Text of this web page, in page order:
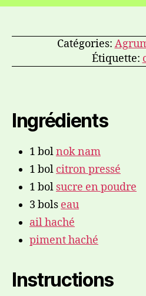
Catégories:
Étiquette:
Ingrédients
1 bolnok nam
1 bol citron pressé
1 bol sucre en poudre
3 bols eau
ail haché
piment haché
Instructions